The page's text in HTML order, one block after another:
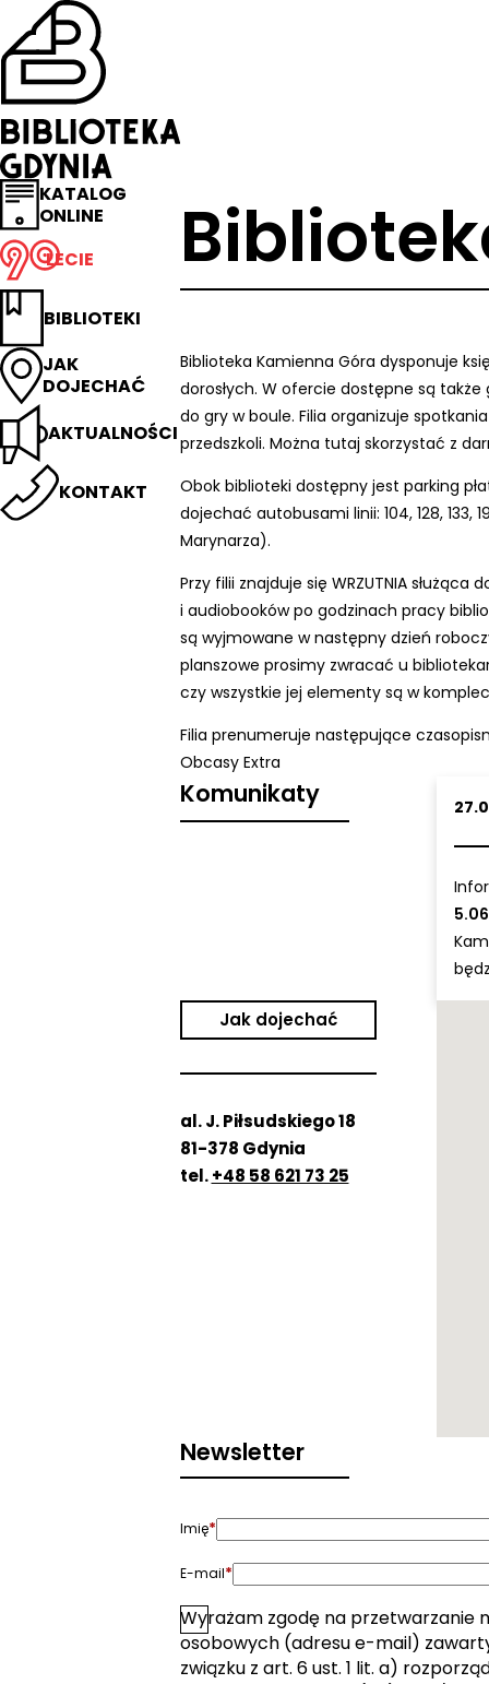
Przejdź
na
stronę
główną
Biblioteka
Gdynia
KATALOG
ONLINE
LECIE
BIBLIOTEKI
JAK
DOJECHAĆ
AKTUALNOŚCI
KONTAKT
Biblioteka Kamienna Góra dysponuje
dorosłych. W ofercie dostępne są
do gry w boule. Filia organizuje
przedszkoli. Można tutaj skorzystać z
Obok biblioteki dostępny jest parking
dojechać autobusami linii: 104, 128, 133,
Marynarza).
Przy filii znajduje się WRZUTNIA służąca
i audiobooków po godzinach pracy
są wyjmowane w następny dzień
planszowe prosimy zwracać u
czy wszystkie jej elementy są w
Filia prenumeruje następujące
Obcasy Extra
Komunikaty
Jak dojechać
al. J. Piłsudskiego 18
81-378 Gdynia
tel.+48 58 621 73 25
Newsletter
Imię*
E-mail*
Zgoda*
Wyrażam zgodę na przetwarzanie
osobowych (adresu e-mail)
związku z art. 6 ust. 1 lit. a)